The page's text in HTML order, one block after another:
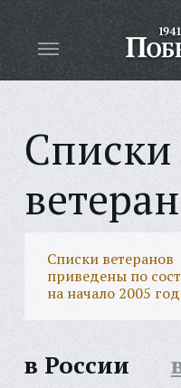
Списки
Списки ветеранов
приведены по
на начало 2005
в России